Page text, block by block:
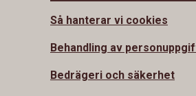
Så hanterar vi cookies
Behandling av
Bedrägeri och säkerhet